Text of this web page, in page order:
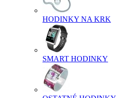
HODINKY NA KRK
SMART HODINKY